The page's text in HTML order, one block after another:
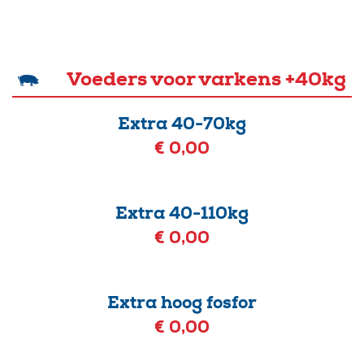
Voeders voor varkens +40kg
Extra 40-70kg
€ 0,00
Extra 40-110kg
€ 0,00
Extra hoog fosfor
€ 0,00